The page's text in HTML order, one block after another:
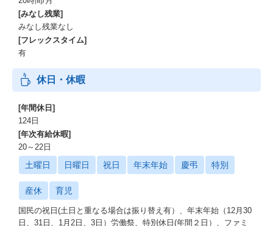
[みなし残業]
みなし残業なし
[フレックスタイム]
有
休日・休暇
[年間休日]
124日
[年次有給休暇]
20～22日
土曜日 日曜日 祝日 年末年始 慶弔 特別
産休 育児
国民の祝日(土日と重なる場合は振り替え有）、年末年始（12月30
日、31日、1月2日、3日）労働祭、特別休日(年間２日）、ファミ